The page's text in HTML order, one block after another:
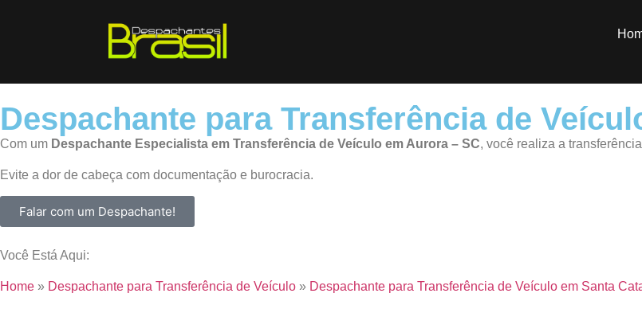
Despachante para Transferência de
Com um Despachante Especialista em Transferência de Veículo em Aurora – SC, você realiza a
Evite a dor de cabeça com documentação e burocracia.
Falar com um Despachante!
Você Está Aqui:
Home » Despachante para Transferência de Veículo » Despachante para Transferência de Veículo em Santa